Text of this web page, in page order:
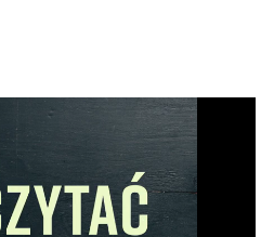
Pozostałe (9%)